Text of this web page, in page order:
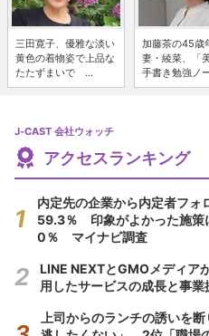
三田寛子、優雅な淡い
黄色の着物姿で上品な
たたずまいで ...
加藤茶の45歳
妻・綾菜、「
手書き勉強ノ
J-CAST 会社ウォッチ
アクセスランキング
内定先の企業から内定者フォ
59.3％ 印象がよかった施策
0％ マイナビ調査
LINE NEXTとGMOメディ
用したサービスの成長と事業
上司からのランチの誘いを